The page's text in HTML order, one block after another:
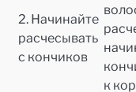
2. Начинайте
расчесывать
с кончиков
к